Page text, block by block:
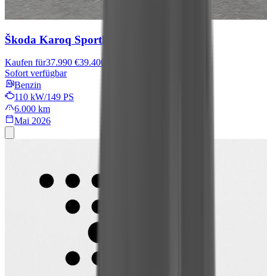
Škoda Karoq Sportline
Kaufen für37.990 €39.400 €
Sofort verfügbar
Benzin
110 kW/149 PS
6.000 km
Mai 2026